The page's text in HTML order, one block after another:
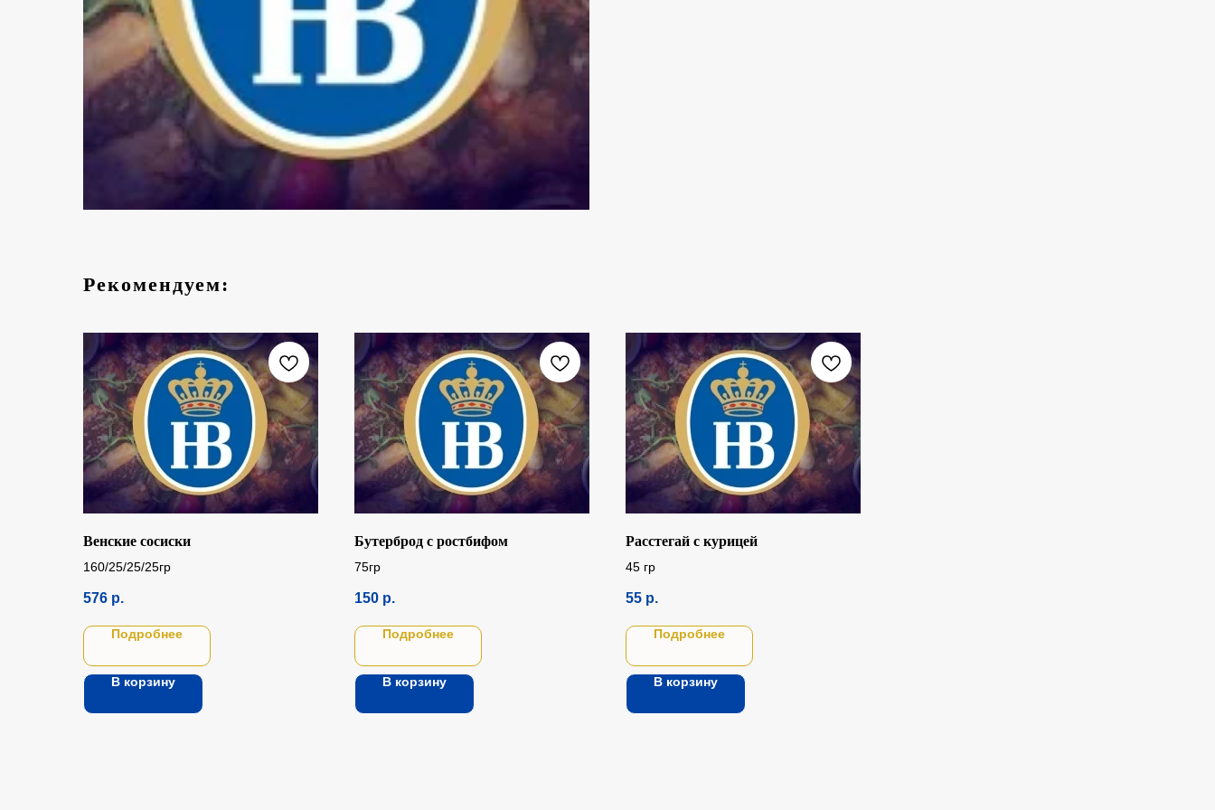
Рекомендуем:
Венские сосиски
160/25/25/25гр
576 р.
Подробнее
В корзину
Бутерброд с ростбифом
75гр
150 р.
Подробнее
В корзину
Расстегай с курицей
45 гр
55 р.
Подробнее
В корзину